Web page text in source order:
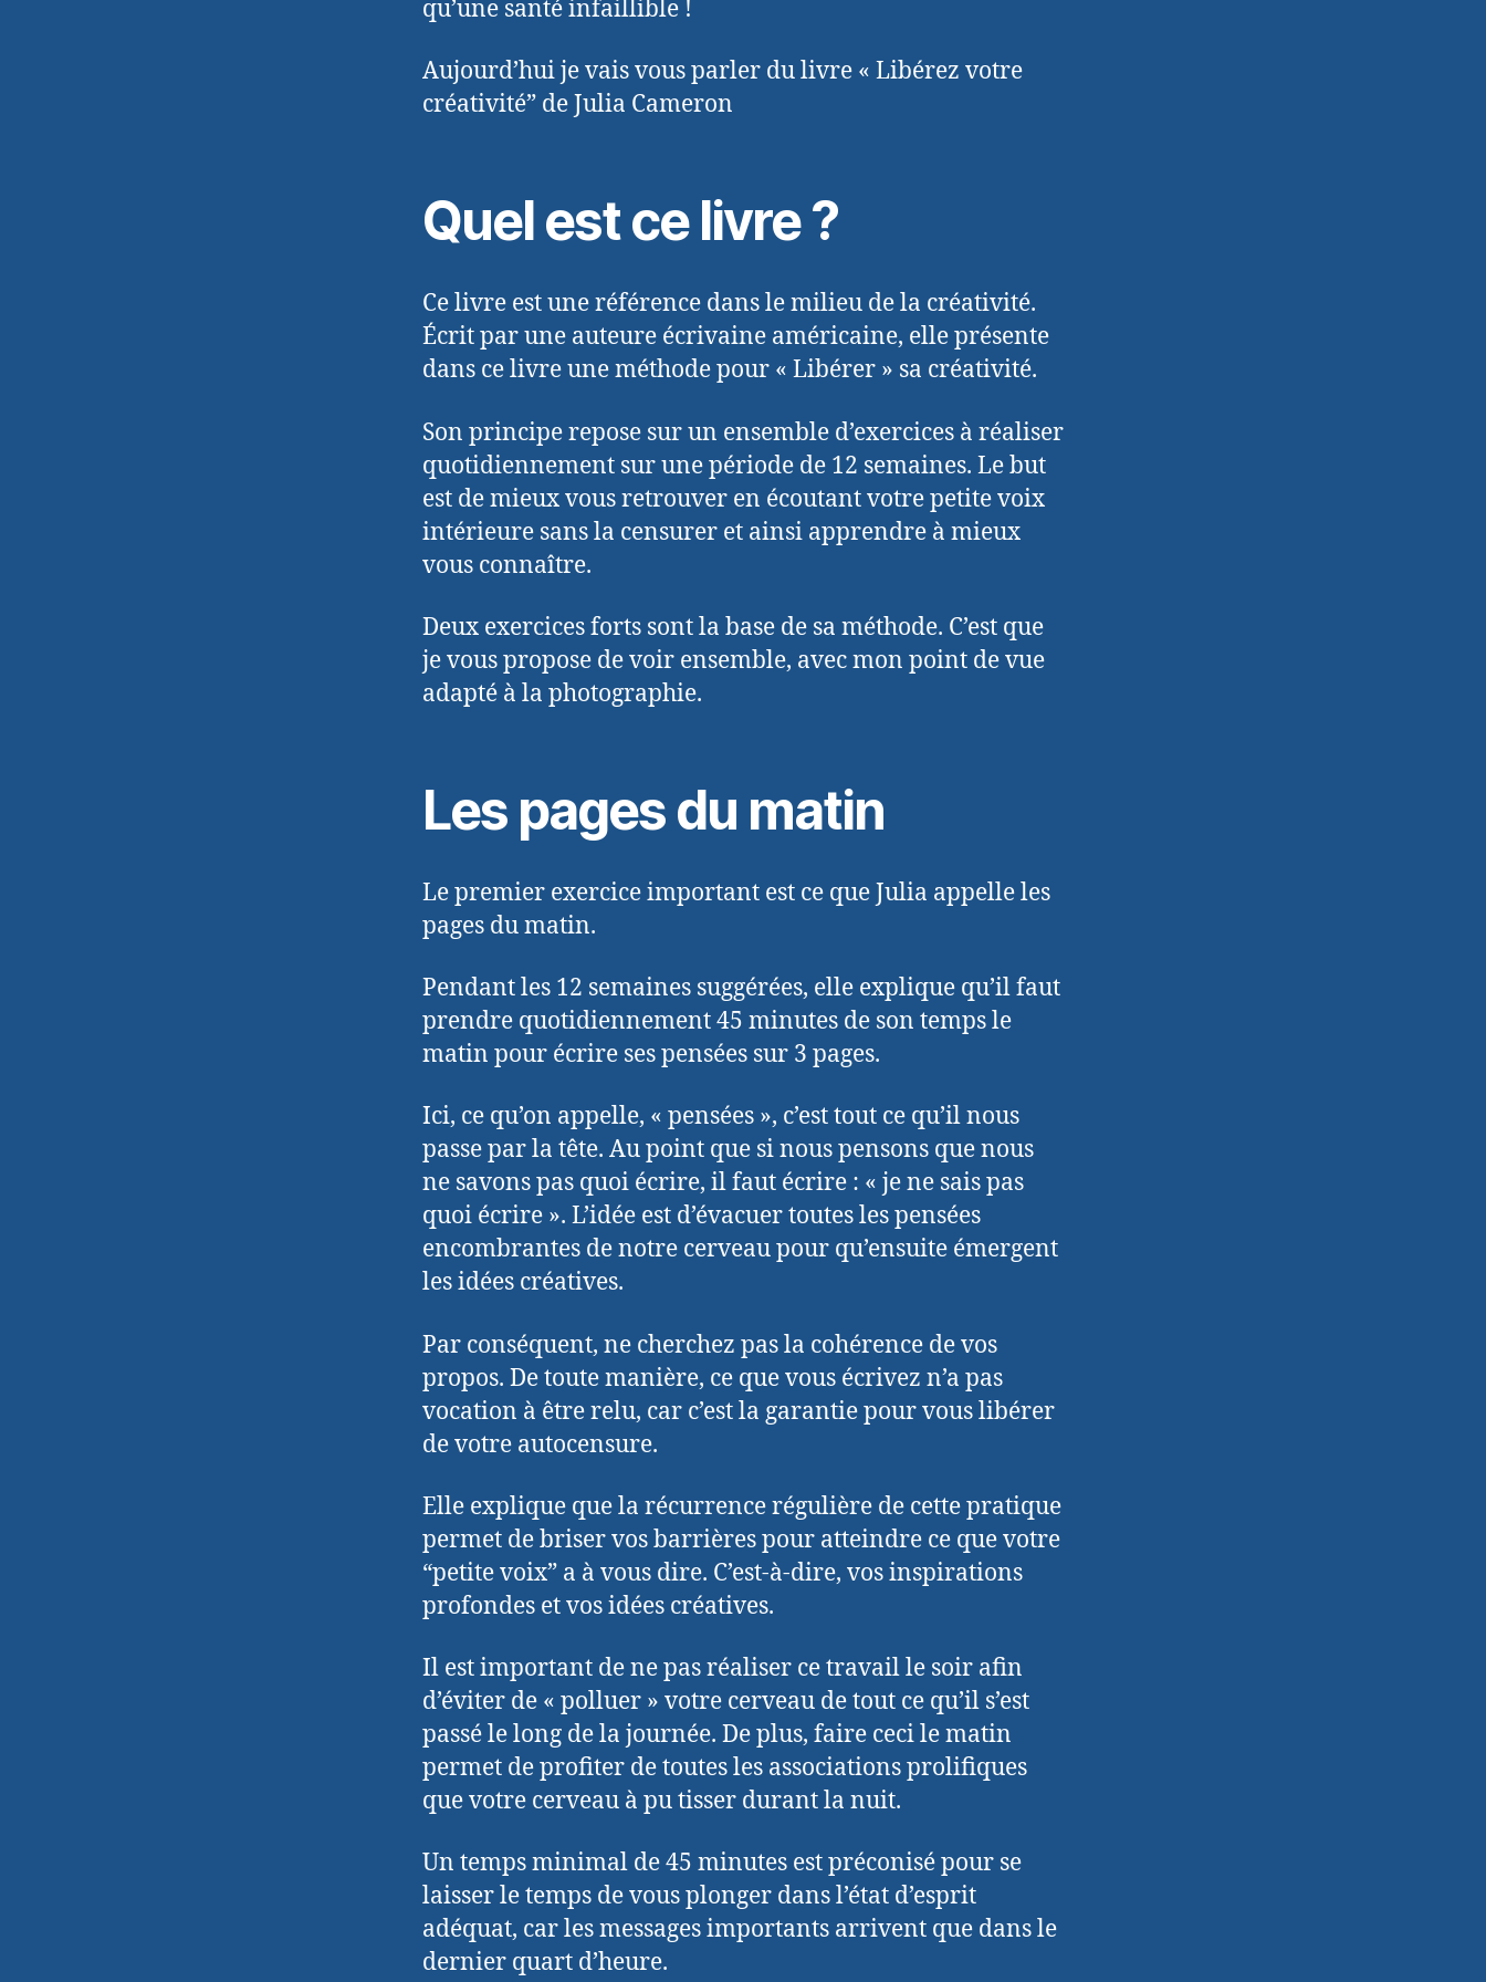
qu’une santé infaillible !
Aujourd’hui je vais vous parler du livre « Libérez votre
créativité” de Julia Cameron
Quel est ce livre ?
Ce livre est une référence dans le milieu de la créativité.
Écrit par une auteure écrivaine américaine, elle présente
dans ce livre une méthode pour « Libérer » sa créativité.
Son principe repose sur un ensemble d’exercices à réaliser
quotidiennement sur une période de 12 semaines. Le but
est de mieux vous retrouver en écoutant votre petite voix
intérieure sans la censurer et ainsi apprendre à mieux
vous connaître.
Deux exercices forts sont la base de sa méthode. C’est que
je vous propose de voir ensemble, avec mon point de vue
adapté à la photographie.
Les pages du matin
Le premier exercice important est ce que Julia appelle les
pages du matin.
Pendant les 12 semaines suggérées, elle explique qu’il faut
prendre quotidiennement 45 minutes de son temps le
matin pour écrire ses pensées sur 3 pages.
Ici, ce qu’on appelle, « pensées », c’est tout ce qu’il nous
passe par la tête. Au point que si nous pensons que nous
ne savons pas quoi écrire, il faut écrire : « je ne sais pas
quoi écrire ». L’idée est d’évacuer toutes les pensées
encombrantes de notre cerveau pour qu’ensuite émergent
les idées créatives.
Par conséquent, ne cherchez pas la cohérence de vos
propos. De toute manière, ce que vous écrivez n’a pas
vocation à être relu, car c’est la garantie pour vous libérer
de votre autocensure.
Elle explique que la récurrence régulière de cette pratique
permet de briser vos barrières pour atteindre ce que votre
“petite voix” a à vous dire. C’est-à-dire, vos inspirations
profondes et vos idées créatives.
Il est important de ne pas réaliser ce travail le soir afin
d’éviter de « polluer » votre cerveau de tout ce qu’il s’est
passé le long de la journée. De plus, faire ceci le matin
permet de profiter de toutes les associations prolifiques
que votre cerveau à pu tisser durant la nuit.
Un temps minimal de 45 minutes est préconisé pour se
laisser le temps de vous plonger dans l’état d’esprit
adéquat, car les messages importants arrivent que dans le
dernier quart d’heure.